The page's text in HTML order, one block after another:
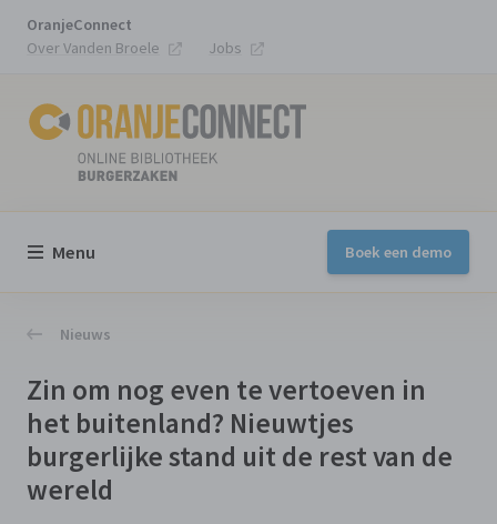
OranjeConnect
Over Vanden Broele
Jobs
Menu Boek een demo
Nieuws
Zin om nog even te vertoeven in
het buitenland? Nieuwtjes
burgerlijke stand uit de rest van de
wereld